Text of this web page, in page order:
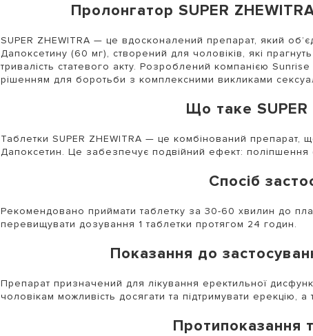
Пролонгатор SUPER
SUPER ZHEWITRA — це вдосконалений препарат, який
Дапоксетину (60 мг), створений для чоловіків, які
тривалість статевого акту. Розроблений компанією
рішенням для боротьби з комплексними викликами
Що таке SUPER
Таблетки SUPER ZHEWITRA — це комбінований препарат,
Дапоксетин. Це забезпечує подвійний ефект: поліпшення
Спосіб
Рекомендовано приймати таблетку за 30-60 хвилин до
перевищувати дозування 1 таблетки протягом 24 годин.
Показання до
Препарат призначений для лікування еректильної
чоловікам можливість досягати та підтримувати ерекцію, а
Протипоказання